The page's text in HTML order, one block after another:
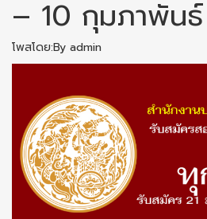
– 10 กุมภาพันธ์
โพสโดย:By admin